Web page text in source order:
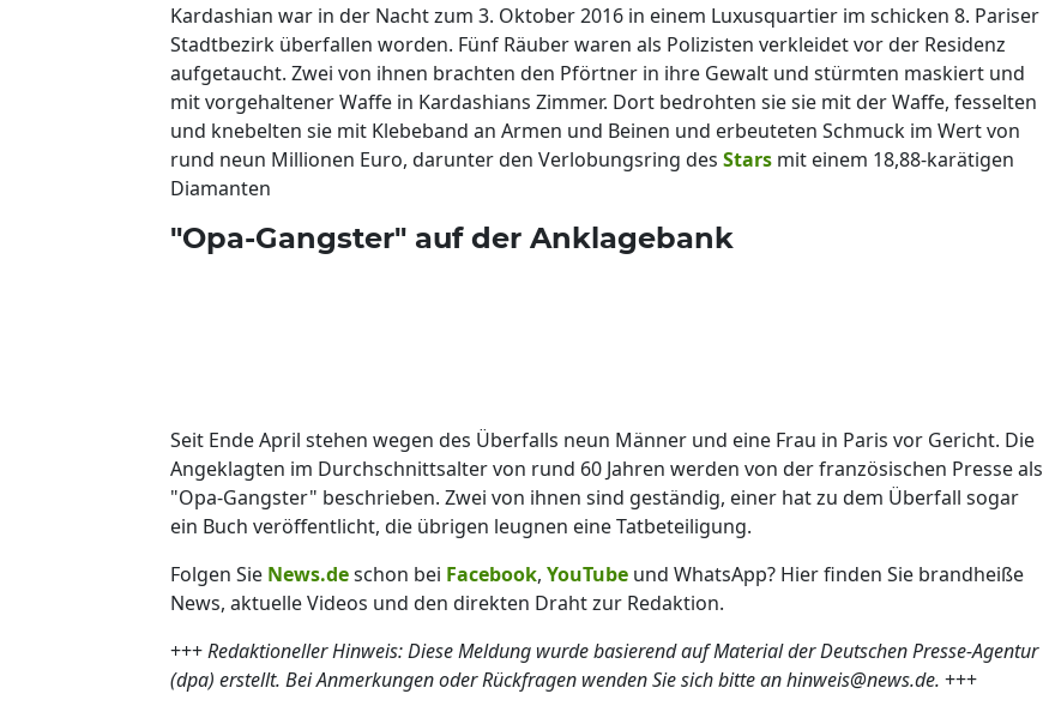
Kardashian war in der Nacht zum 3. Oktober 2016 in einem Luxusquartier im schicken 8. Pariser
Stadtbezirk überfallen worden. Fünf Räuber waren als Polizisten verkleidet vor der Residenz
aufgetaucht. Zwei von ihnen brachten den Pförtner in ihre Gewalt und stürmten maskiert und
mit vorgehaltener Waffe in Kardashians Zimmer. Dort bedrohten sie sie mit der Waffe, fesselten
und knebelten sie mit Klebeband an Armen und Beinen und erbeuteten Schmuck im Wert von
rund neun Millionen Euro, darunter den Verlobungsring des Stars mit einem 18,88-karätigen
Diamanten
"Opa-Gangster" auf der Anklagebank
Seit Ende April stehen wegen des Überfalls neun Männer und eine Frau in Paris vor Gericht. Die
Angeklagten im Durchschnittsalter von rund 60 Jahren werden von der französischen Presse als
"Opa-Gangster" beschrieben. Zwei von ihnen sind geständig, einer hat zu dem Überfall sogar
ein Buch veröffentlicht, die übrigen leugnen eine Tatbeteiligung.
Folgen Sie News.deschon bei Facebook, YouTube und WhatsApp? Hier finden Sie brandheiße
News, aktuelle Videos und den direkten Draht zur Redaktion.
+++Redaktioneller Hinweis: Diese Meldung wurde basierend auf Material der Deutschen Presse-Agentur
(dpa) erstellt. Bei Anmerkungen oder Rückfragen wenden Sie sich bitte an hinweis@news.de. +++